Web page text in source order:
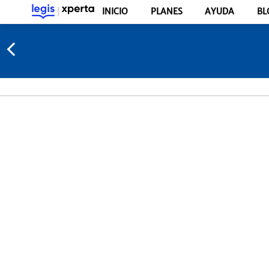
INICIO PLANES AYUDA